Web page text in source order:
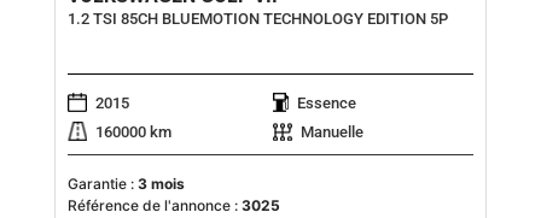
1.2 TSI 85CH BLUEMOTION TECHNOLOGY EDITION 5P
2015
Essence
160000 km
Manuelle
Garantie : 3 mois
Référence de l'annonce : 3025